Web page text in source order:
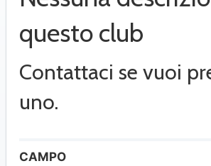
questo club
Contattaci se vuoi
uno.
CAMPO